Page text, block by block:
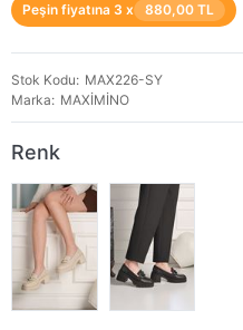
Peşin fiyatına 3 x 880,00 TL
Stok Kodu
MAX226-SY
Marka
MAXİMİNO
Renk